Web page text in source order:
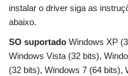
instalar o driver siga as
abaixo.
SO suportado Windows XP
Windows Vista (32 bits),
(32 bits), Windows 7 (64 bits),